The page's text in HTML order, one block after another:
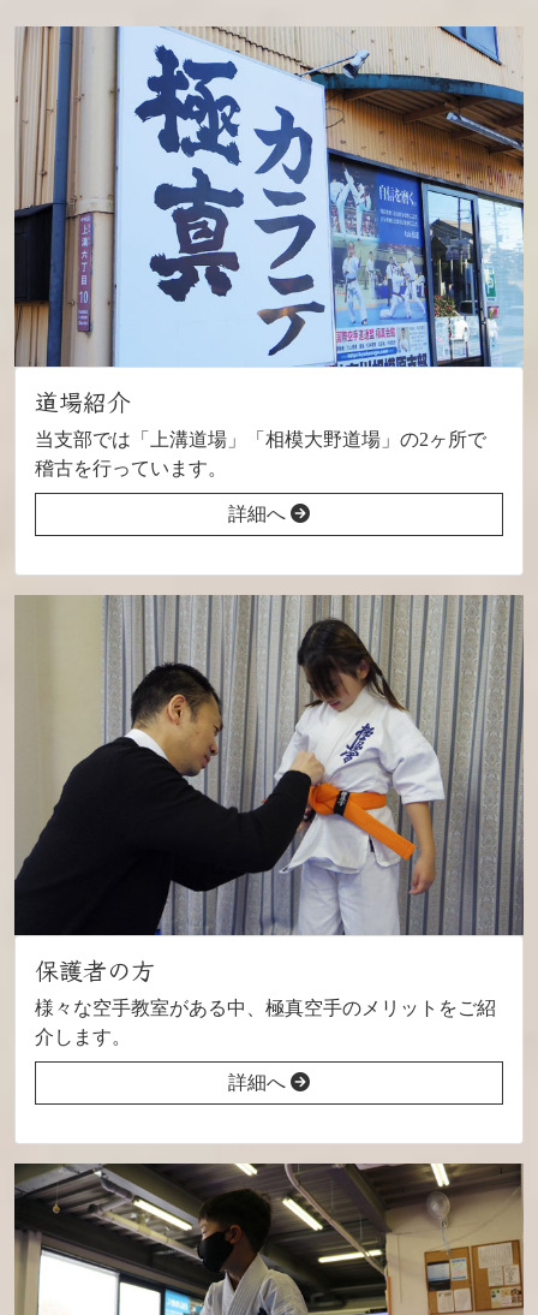
道場紹介
当支部では「上溝道場」「相模大野道場」の2ヶ所で
稽古を行っています。
詳細へ
保護者の方
様々な空手教室がある中、極真空手のメリットをご紹
介します。
詳細へ